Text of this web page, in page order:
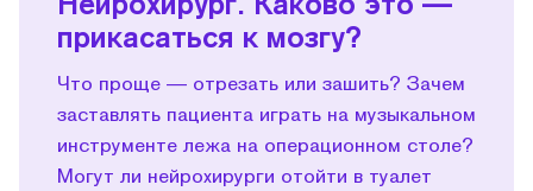
прикасаться к мозгу?
Что проще — отрезать или зашить? Зачем
заставлять пациента играть на музыкальном
инструменте лежа на операционном столе?
Могут ли нейрохирурги отойти в туалет